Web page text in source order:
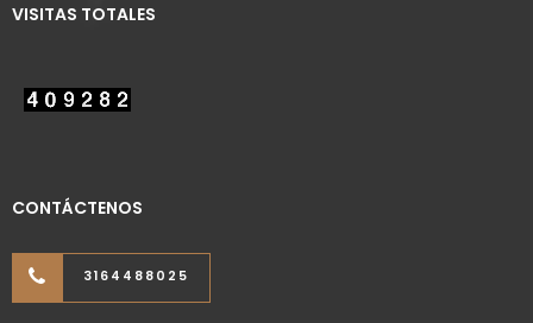
VISITAS TOTALES
CONTÁCTENOS
3164488025